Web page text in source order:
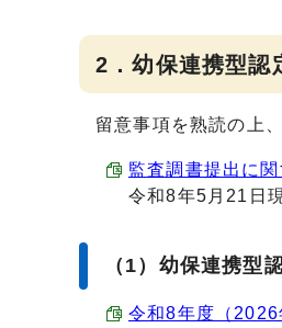
2．幼保連携型認
留意事項を熟読の上
監査調書提出に
令和8年5月21日
（1）幼保連携型
令和8年度（